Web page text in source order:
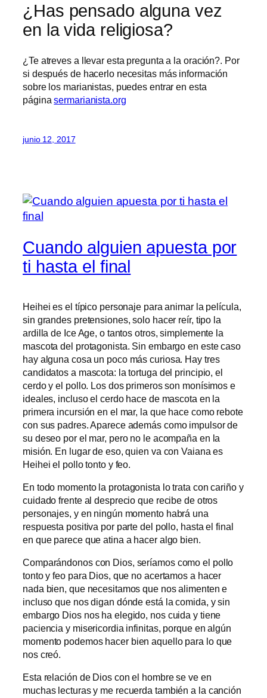
¿Has pensado alguna vez
en la vida religiosa?
¿Te atreves a llevar esta pregunta a la oración?. Por
si después de hacerlo necesitas más información
sobre los marianistas, puedes entrar en esta
páginasermarianista.org
junio 12, 2017
Cuando alguien apuesta por
ti hasta el final
Heihei es el típico personaje para animar la película,
sin grandes pretensiones, solo hacer reír, tipo la
ardilla de Ice Age, o tantos otros, simplemente la
mascota del protagonista. Sin embargo en este caso
hay alguna cosa un poco más curiosa. Hay tres
candidatos a mascota: la tortuga del principio, el
cerdo y el pollo. Los dos primeros son monísimos e
ideales, incluso el cerdo hace de mascota en la
primera incursión en el mar, la que hace como rebote
con sus padres. Aparece además como impulsor de
su deseo por el mar, pero no le acompaña en la
misión. En lugar de eso, quien va con Vaiana es
Heihei el pollo tonto y feo.
En todo momento la protagonista lo trata con cariño y
cuidado frente al desprecio que recibe de otros
personajes, y en ningún momento habrá una
respuesta positiva por parte del pollo, hasta el final
en que parece que atina a hacer algo bien.
Comparándonos con Dios, seríamos como el pollo
tonto y feo para Dios, que no acertamos a hacer
nada bien, que necesitamos que nos alimenten e
incluso que nos digan dónde está la comida, y sin
embargo Dios nos ha elegido, nos cuida y tiene
paciencia y misericordia infinitas, porque en algún
momento podemos hacer bien aquello para lo que
nos creó.
Esta relación de Dios con el hombre se ve en
muchas lecturas y me recuerda también a la canción